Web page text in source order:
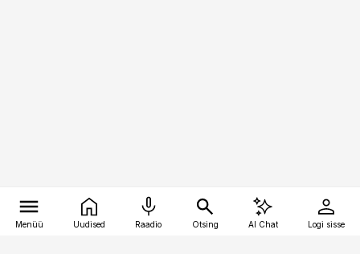
Menüü Uudised Raadio Otsing AI Chat Logi sisse